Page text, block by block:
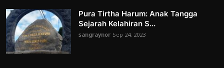
Pura Tirtha Harum: Anak Tangga
Sejarah Kelahiran S...
sangraynor Sep 24, 2023